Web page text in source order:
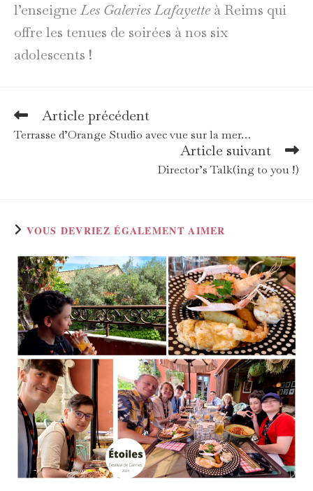
l’enseigneLes Galeries Lafayette à Reims qui
offre les tenues de soirées à nos six
adolescents !
Read
more
articles
Article précédent
Terrasse d’Orange Studio avec vue sur la mer…
Article suivant
Director’s Talk(ing to you !)
VOUS DEVRIEZ ÉGALEMENT AIMER